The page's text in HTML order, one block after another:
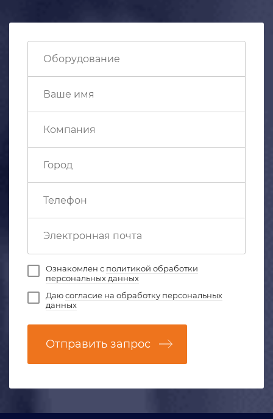
Ознакомлен с политикой обработки
персональных данных
Даюсогласие на обработку персональных
данных
Отправить запрос